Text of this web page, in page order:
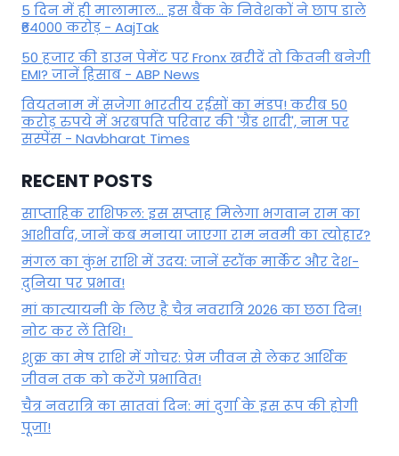
5 दिन में ही मालामाल... इस बैंक के निवेशकों ने छाप डाले
₹64000 करोड़ - AajTak
50 हजार की डाउन पेमेंट पर Fronx खरीदें तो कितनी बनेगी
EMI? जानें हिसाब - ABP News
वियतनाम में सजेगा भारतीय रईसों का मंडप! करीब 50
करोड़ रुपये में अरबपति परिवार की 'ग्रैंड शादी', नाम पर
सस्पेंस - Navbharat Times
RECENT POSTS
साप्ताहिक राशिफल: इस सप्ताह मिलेगा भगवान राम का
आशीर्वाद, जानें कब मनाया जाएगा राम नवमी का त्योहार?
मंगल का कुंभ राशि में उदय: जानें स्‍टॉक मार्केट और देश-
दुनिया पर प्रभाव!
मां कात्‍यायनी के लिए है चैत्र नवरात्रि 2026 का छठा दिन!
नोट कर लें तिथि!
शुक्र का मेष राशि में गोचर: प्रेम जीवन से लेकर आर्थिक
जीवन तक को करेंगे प्रभावित!
चैत्र नवरात्रि का सातवां दिन: मां दुर्गा के इस रूप की होगी
पूजा!